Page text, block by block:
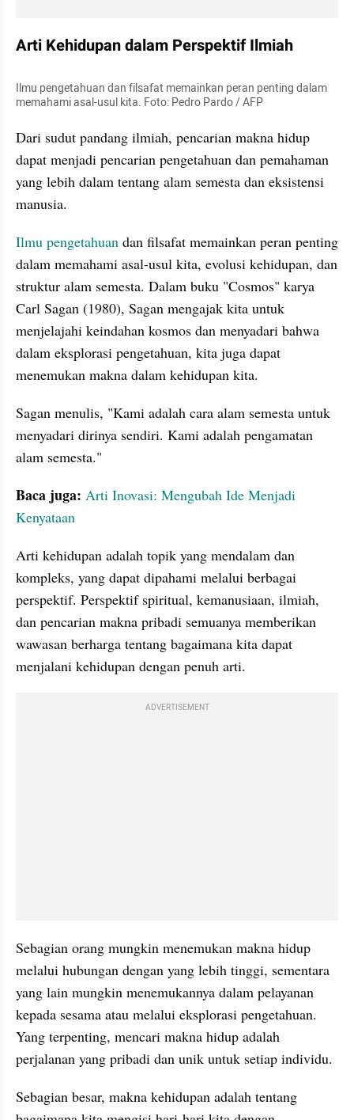
Arti Kehidupan dalam Perspektif Ilmiah
Ilmu pengetahuan dan filsafat memainkan peran penting dalam
memahami asal-usul kita. Foto: Pedro Pardo / AFP
Dari sudut pandang ilmiah, pencarian makna hidup
dapat menjadi pencarian pengetahuan dan pemahaman
yang lebih dalam tentang alam semesta dan eksistensi
manusia.
Ilmu pengetahuan dan filsafat memainkan peran penting
dalam memahami asal-usul kita, evolusi kehidupan, dan
struktur alam semesta. Dalam buku "Cosmos" karya
Carl Sagan (1980), Sagan mengajak kita untuk
menjelajahi keindahan kosmos dan menyadari bahwa
dalam eksplorasi pengetahuan, kita juga dapat
menemukan makna dalam kehidupan kita.
Sagan menulis, "Kami adalah cara alam semesta untuk
menyadari dirinya sendiri. Kami adalah pengamatan
alam semesta."
Baca juga: Arti Inovasi: Mengubah Ide Menjadi
Kenyataan
Arti kehidupan adalah topik yang mendalam dan
kompleks, yang dapat dipahami melalui berbagai
perspektif. Perspektif spiritual, kemanusiaan, ilmiah,
dan pencarian makna pribadi semuanya memberikan
wawasan berharga tentang bagaimana kita dapat
menjalani kehidupan dengan penuh arti.
ADVERTISEMENT
Sebagian orang mungkin menemukan makna hidup
melalui hubungan dengan yang lebih tinggi, sementara
yang lain mungkin menemukannya dalam pelayanan
kepada sesama atau melalui eksplorasi pengetahuan.
Yang terpenting, mencari makna hidup adalah
perjalanan yang pribadi dan unik untuk setiap individu.
Sebagian besar, makna kehidupan adalah tentang